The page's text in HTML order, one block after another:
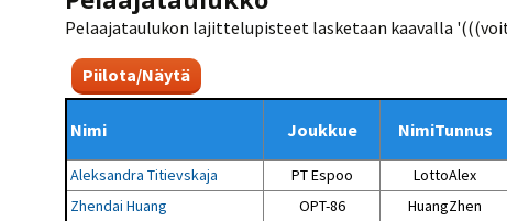
Pelaajataulukon lajittelupisteet lasketaan kaavalla
Piilota/Näytä
Nimi Joukkue NimiTunnus
Aleksandra Titievskaja PT Espoo LottoAlex
Zhendai Huang
OPT-86 HuangZhen